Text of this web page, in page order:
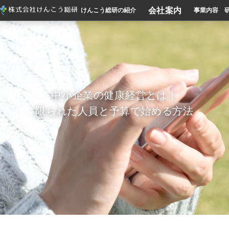
けんこう総研の紹介 会社案内 事業内容
中小企業の健康経営とは｜
限られた人員と予算で始める方法